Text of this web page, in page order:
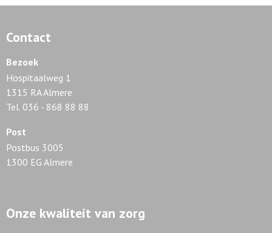
Contact
Bezoek
Hospitaalweg 1
1315 RA Almere
Tel. 036 - 868 88 88
Post
Postbus 3005
1300 EG Almere
Onze kwaliteit van zorg